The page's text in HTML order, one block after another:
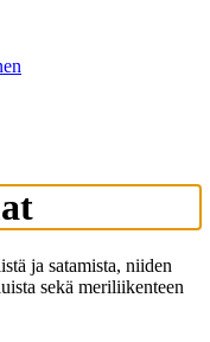
ja satamista, niiden
sekä meriliikenteen